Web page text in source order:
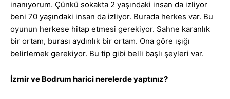
inanıyorum. Çünkü sokakta 2 yaşındaki insan da izliyor
beni 70 yaşındaki insan da izliyor. Burada herkes var. Bu
oyunun herkese hitap etmesi gerekiyor. Sahne karanlık
bir ortam, burası aydınlık bir ortam. Ona göre ışığı
belirlemek gerekiyor. Bu tip gibi belli başlı şeyleri var.
İzmir ve Bodrum harici nerelerde yaptınız?